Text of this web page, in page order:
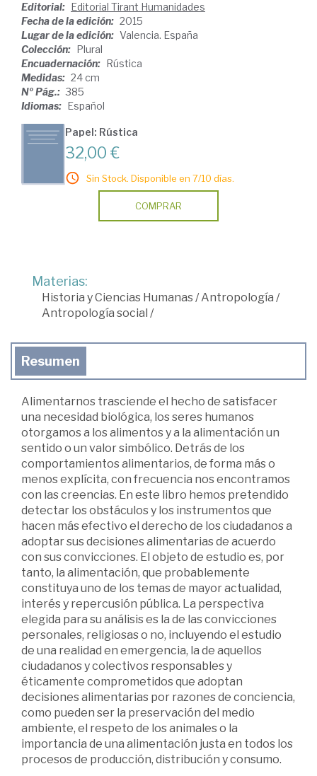
Editorial: Editorial Tirant Humanidades
Fecha de la edición: 2015
Lugar de la edición: Valencia. España
Colección: Plural
Encuadernación: Rústica
Medidas: 24 cm
Nº Pág.: 385
Idiomas: Español
Papel: Rústica
32,00 €
Sin Stock. Disponible en 7/10 días.
COMPRAR
Materias:
Historia y Ciencias Humanas/Antropología /
Antropología social /
Resumen
Alimentarnos trasciende el hecho de satisfacer
una necesidad biológica, los seres humanos
otorgamos a los alimentos y a la alimentación un
sentido o un valor simbólico. Detrás de los
comportamientos alimentarios, de forma más o
menos explícita, con frecuencia nos encontramos
con las creencias. En este libro hemos pretendido
detectar los obstáculos y los instrumentos que
hacen más efectivo el derecho de los ciudadanos a
adoptar sus decisiones alimentarias de acuerdo
con sus convicciones. El objeto de estudio es, por
tanto, la alimentación, que probablemente
constituya uno de los temas de mayor actualidad,
interés y repercusión pública. La perspectiva
elegida para su análisis es la de las convicciones
personales, religiosas o no, incluyendo el estudio
de una realidad en emergencia, la de aquellos
ciudadanos y colectivos responsables y
éticamente comprometidos que adoptan
decisiones alimentarias por razones de conciencia,
como pueden ser la preservación del medio
ambiente, el respeto de los animales o la
importancia de una alimentación justa en todos los
procesos de producción, distribución y consumo.